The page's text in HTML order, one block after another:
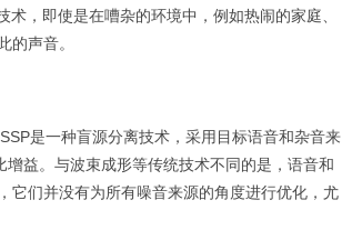
，即使是在嘈杂的环境中，例如热闹的家庭、
的声音。
是一种盲源分离技术，采用目标语音和杂音来
益。与波束成形等传统技术不同的是，语音和
它们并没有为所有噪音来源的角度进行优化，尤